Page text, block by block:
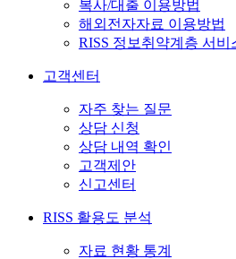
복사/대출 이용방법
해외전자자료 이용방법
RISS 정보취약계층 서비
고객센터
자주 찾는 질문
상담 신청
상담 내역 확인
고객제안
신고센터
RISS 활용도 분석
자료 현황 통계